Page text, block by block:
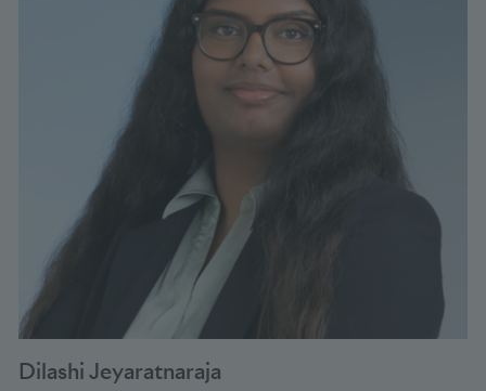
Dilashi Jeyaratnaraja